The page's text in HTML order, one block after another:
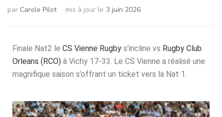
par Carole Pilot mis à jour le 3 juin 2026
Finale Nat2 le CS Vienne Rugby s’incline vs Rugby Club
Orleans (RCO) à Vichy 17-33. Le CS Vienne a réalisé une
magnifique saison s’offrant un ticket vers la Nat 1.